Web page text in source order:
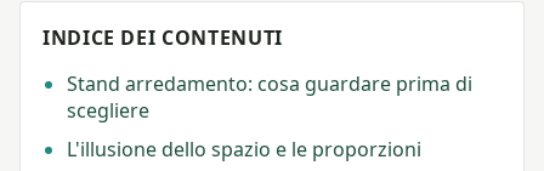
INDICE DEI CONTENUTI
Stand arredamento: cosa guardare prima di
scegliere
L'illusione dello spazio e le proporzioni